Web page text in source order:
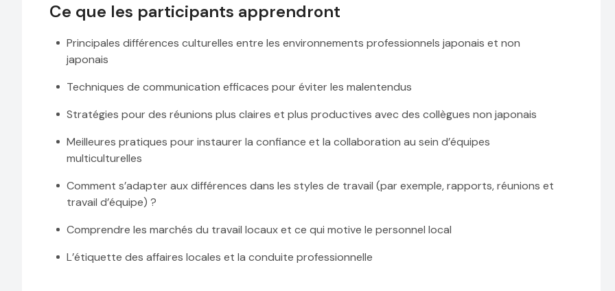
Ce que les participants apprendront
Principales différences culturelles entre les environnements professionnels japonais et non
japonais
Techniques de communication efficaces pour éviter les malentendus
Stratégies pour des réunions plus claires et plus productives avec des collègues non japonais
Meilleures pratiques pour instaurer la confiance et la collaboration au sein d’équipes
multiculturelles
Comment s’adapter aux différences dans les styles de travail (par exemple, rapports, réunions et
travail d’équipe) ?
Comprendre les marchés du travail locaux et ce qui motive le personnel local
L’étiquette des affaires locales et la conduite professionnelle